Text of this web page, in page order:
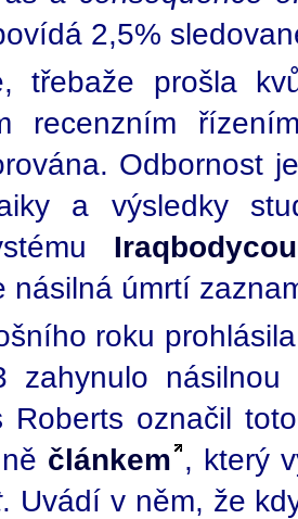
2,5%
třebaže prošla
recenzním
Odbornost
a výsledky
násilná úmrtí
roku
zahynulo
Roberts označil
článkem , který
. Uvádí v něm, že